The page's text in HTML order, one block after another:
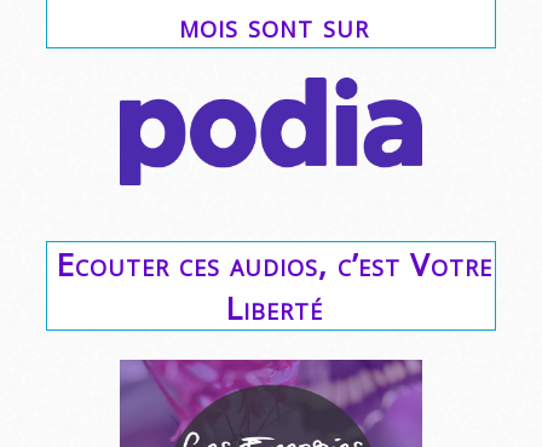
mois sont sur
Ecouter ces audios, c’est Votre
Liberté